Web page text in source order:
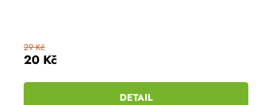
20 Kč
29 Kč
DETAIL